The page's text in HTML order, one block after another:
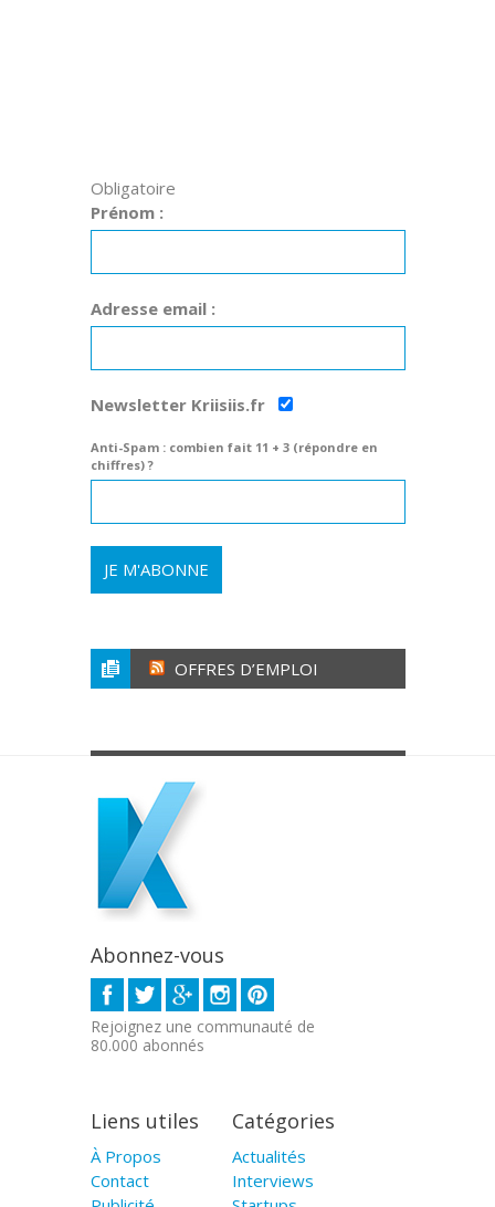
Obligatoire
Prénom :
Adresse email :
Newsletter Kriisiis.fr
Anti-Spam : combien fait 11 + 3 (répondre en
chiffres) ?
OFFRES D’EMPLOI
Abonnez-vous
Rejoignez une communauté de
80.000 abonnés
Liens utiles
À Propos
Contact
Catégories
Actualités
Interviews